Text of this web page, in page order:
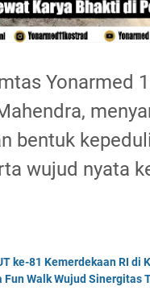
Yonarmed
bentuk
wujud nyata
ke-81 Kemerdekaan RI di
Walk Wujud Sinergitas